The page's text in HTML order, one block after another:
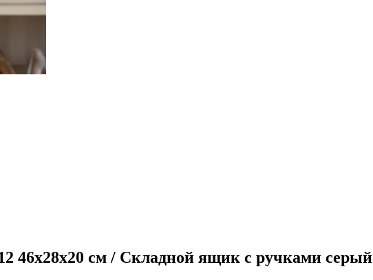
46х28х20 см / Складной ящик с ручками серый